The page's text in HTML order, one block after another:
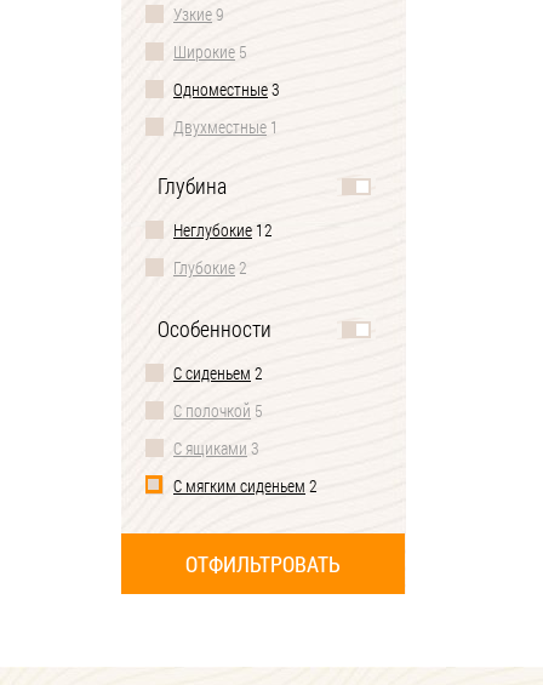
Узкие9
Широкие 5
Одноместные3
Двухместные 1
Глубина
Неглубокие 12
Глубокие2
Особенности
С сиденьем 2
С полочкой 5
С ящиками 3
С мягким сиденьем 2